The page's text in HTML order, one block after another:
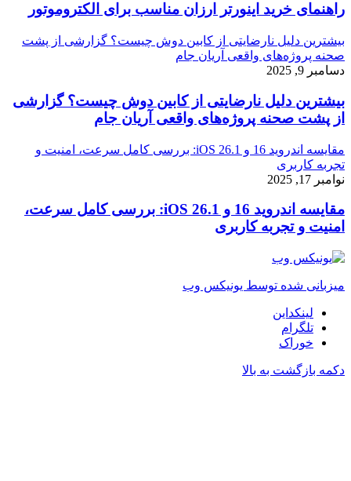
راهنمای خرید اینورتر ارزان مناسب برای الکتروموتور
بیشترین دلیل نارضایتی از کابین دوش چیست؟ گزارشی از پشت
صحنه پروژه‌های واقعی آریان جام
دسامبر 9, 2025
بیشترین دلیل نارضایتی از کابین دوش چیست؟ گزارشی
از پشت صحنه پروژه‌های واقعی آریان جام
مقایسه اندروید 16 و iOS 26.1: بررسی کامل سرعت، امنیت و
تجربه کاربری
نوامبر 17, 2025
مقایسه اندروید 16 و iOS 26.1: بررسی کامل سرعت،
امنیت و تجربه کاربری
میزبانی شده توسط یونیکس وب
لینکداین
تلگرام
خوراک
دکمه بازگشت به بالا